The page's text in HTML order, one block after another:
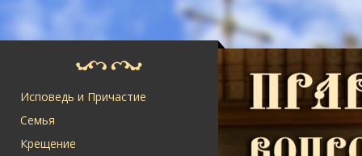
Исповедь и Причастие
Семья
Крещение